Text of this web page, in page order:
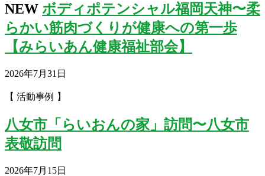
NEW ボディポテンシャル福岡天神〜柔
らかい筋肉づくりが健康への第一歩
【みらいあん健康福祉部会】
2026年7月31日
【 活動事例 】
八女市「らいおんの家」訪問〜八女市
表敬訪問
2026年7月15日